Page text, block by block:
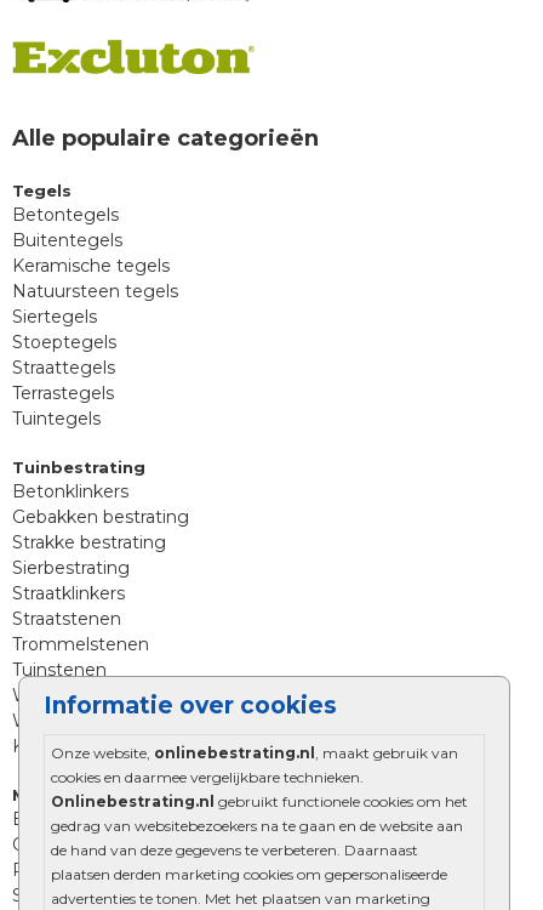
Informatie over cookies
Onze website, onlinebestrating.nl , maakt gebruik van
cookies en daarmee vergelijkbare technieken.
Onlinebestrating.nl gebruikt functionele cookies om het
gedrag van websitebezoekers na te gaan en de website aan
de hand van deze gegevens te verbeteren. Daarnaast
plaatsen derden marketing cookies om gepersonaliseerde
advertenties te tonen. Met het plaatsen van marketing
Alle populaire categorieën
Tegels
Betontegels
Buitentegels
Keramische tegels
Natuursteen tegels
Siertegels
Stoeptegels
Straattegels
Terrastegels
Tuintegels
Tuinbestrating
Betonklinkers
Gebakken bestrating
Strakke bestrating
Sierbestrating
Straatklinkers
Straatstenen
Trommelstenen
Tuinstenen
Waalformaat
Wildverband bestrating
Kingstones
Muurelementen
Betonbielzen
Opsluitbanden
Palissades
Stapelblokken